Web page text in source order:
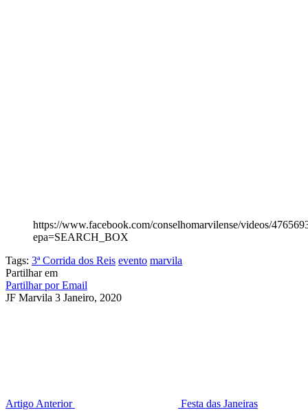
https://www.facebook.com/conselhomarvilense/videos/
epa=SEARCH_BOX
Tags: 3ª Corrida dos Reis evento marvila
Partilhar em
Partilhar por Email
JF Marvila 3 Janeiro, 2020
Artigo Anterior Festa das Janeiras